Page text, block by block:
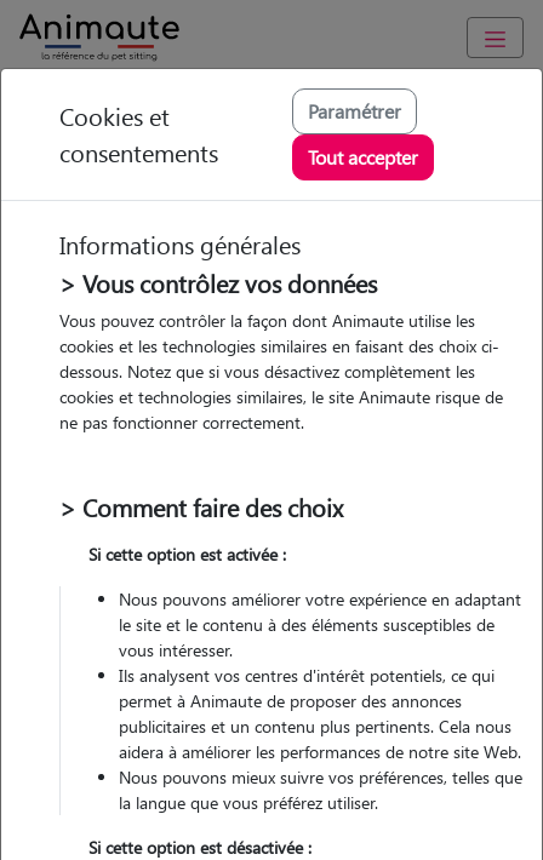
Animaute Occitanie Haute-Garonne /
Cécile - Petsitter à
Cazères
5/5 (1 avis)
• 31 ans
chez le Pet Sitter
1 animal Appartement
Véhiculé
Garde réalisée
Contacter
L'envoi d'une demande est sans engagement
Cookies et
consentements
Paramétrer
Tout accepter
Informations générales
> Vous contrôlez vos données
Vous pouvez contrôler la façon dont Animaute utilise les
cookies et les technologies similaires en faisant des choix ci-
dessous. Notez que si vous désactivez complètement les
cookies et technologies similaires, le site Animaute risque de
ne pas fonctionner correctement.
> Comment faire des choix
Si cette option est activée :
Nous pouvons améliorer votre expérience en adaptant
le site et le contenu à des éléments susceptibles de
vous intéresser.
Ils analysent vos centres d'intérêt potentiels, ce qui
permet à Animaute de proposer des annonces
publicitaires et un contenu plus pertinents. Cela nous
aidera à améliorer les performances de notre site Web.
Nous pouvons mieux suivre vos préférences, telles que
la langue que vous préférez utiliser.
Si cette option est désactivée :